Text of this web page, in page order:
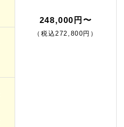
248,000円〜
（税込272,800円）